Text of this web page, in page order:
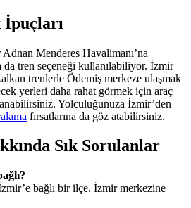
Menderes Havalimanı’na
tren seçeneği kullanılabiliyor. İzmir
trenlerle Ödemiş merkeze ulaşmak
yerleri daha rahat görmek için araç
Yolculuğunuza İzmir’den
fırsatlarına da göz atabilirsiniz.
Sık Sorulanlar
bağlı bir ilçe. İzmir merkezine